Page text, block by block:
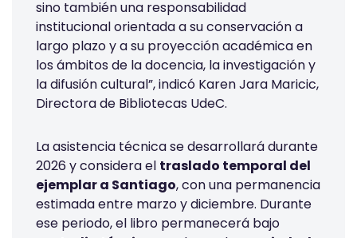
sino también una responsabilidad
institucional orientada a su conservación a
largo plazo y a su proyección académica en
los ámbitos de la docencia, la investigación y
la difusión cultural”, indicó Karen Jara Maricic,
Directora de Bibliotecas UdeC.
La asistencia técnica se desarrollará durante
2026 y considera el traslado temporal del
ejemplar a Santiago, con una permanencia
estimada entre marzo y diciembre. Durante
ese periodo, el libro permanecerá bajo